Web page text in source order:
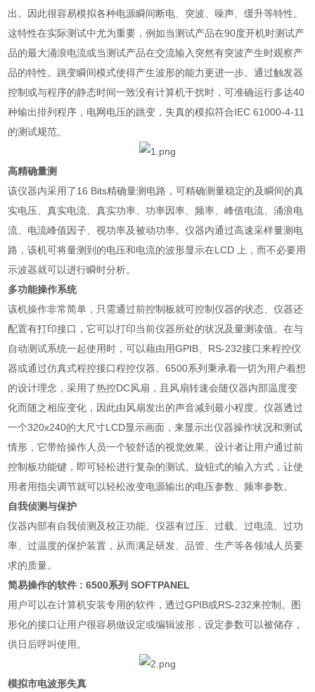
出。因此很容易模拟各种电源瞬间断电、突波、噪声、缓升等特性。
这特性在实际测试中尤为重要，例如当测试产品在90度开机时测试产
品的最大涌浪电流或当测试产品在交流输入突然有突波产生时观察产
品的特性。跳变瞬间模式使得产生波形的能力更进一步。通过触发器
控制或与程序的静态时间一致没有计算机干扰时，可准确运行多达40
种输出排列程序，电网电压的跳变，失真的模拟符合IEC 61000-4-11
的测试规范。
高精确量测
该仪器内采用了16 Bits精确量测电路，可精确测量稳定的及瞬间的真
实电压、真实电流、真实功率、功率因率、频率、峰值电流、涌浪电
流、电流峰值因子、视功率及被动功率。仪器内通过高速采样量测电
路，该机可将量测到的电压和电流的波形显示在LCD
上，而不必要用
示波器就可以进行瞬时分析。
多功能操作系统
该机操作非常简单，只需通过前控制板就可控制仪器的状态、仪器还
配置有打印接口，它可以打印当前仪器所处的状况及量测读值。在与
自动测试系统一起使用时，可以藉由用GPIB RS-232接口来程控仪
器或通过仿真式程控接口程控仪器。6500系列秉承着一切为用户着想
的设计理念，采用了热控DC风扇，且风扇转速会随仪器内部温度变
化而随之相应变化，因此由风扇发出的声音减到最小程度。仪器透过
一个320x240的大尺寸LCD显示画面，来显示出仪器操作状况和测试
情形，它带给操作人员一个较舒适的视觉效果。设计者让用户通过前
控制板功能键，即可轻松进行复杂的测试。旋钮式的输入方式，让使
用者用指尖调节就可以轻松改变电源输出的电压参数、频率参数。
自我侦测与保护
仪器内部有自我侦测及校正功能。仪器有过压、过载、过电流、过功
率、过温度的保护装置，从而满足研发、品管、生产等各领域人员要
求的质量。
简易操作的软件 : 6500系列 SOFTPANEL
用户可以在计算机安装专用的软件，透过GPIB或RS-232来控制。图
形化的接口让用户很容易做设定或编辑波形，设定参数可以被储存，
供日后呼叫使用。
模拟市电波形失真